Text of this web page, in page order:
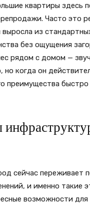
квартиры здесь
Часто это
из
без ощущения
рядом с домом —
когда он
преимущества
сейчас переживает
и именно такие
возможности для